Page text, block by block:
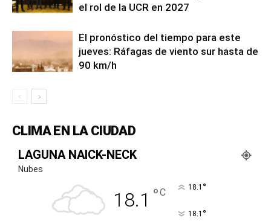
el rol de la UCR en 2027
El pronóstico del tiempo para este
jueves: Ráfagas de viento sur hasta de
90 km/h
CLIMA EN LA CIUDAD
LAGUNA NAICK-NECK
Nubes
18.1 °C 18.1 °
18.1 °